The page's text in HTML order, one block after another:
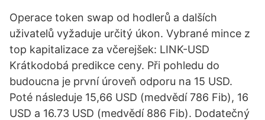
Operace token swap od hodlerů a dalších
uživatelů vyžaduje určitý úkon. Vybrané mince z
top kapitalizace za včerejšek: LINK-USD
Krátkodobá predikce ceny. Při pohledu do
budoucna je první úroveň odporu na 15 USD.
Poté následuje 15,66 USD (medvědí 786 Fib), 16
USD a 16.73 USD (medvědí 886 Fib). Dodatečný